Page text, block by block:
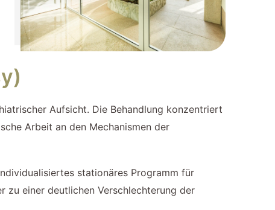
Aufsicht. Die Behandlung konzentriert
Arbeit an den Mechanismen der
stationäres Programm für
zu einer deutlichen Verschlechterung der